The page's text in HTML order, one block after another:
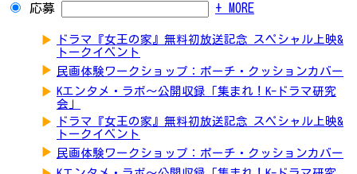
応募 + MORE
▶
ドラマ『女王の家』無料初放送記念 スペシャル上映&
トークイベント
▶ 民画体験ワークショップ：ポーチ・クッションカバー
▶ Kエンタメ・ラボ～公開収録「集まれ！K-ドラマ研究
会」
▶
ドラマ『女王の家』無料初放送記念 スペシャル上映&
トークイベント
▶ 民画体験ワークショップ：ポーチ・クッションカバー